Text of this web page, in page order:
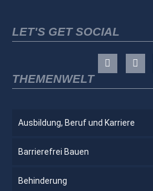
LET'S GET SOCIAL
THEMENWELT
Ausbildung, Beruf und Karriere
Barrierefrei Bauen
Behinderung